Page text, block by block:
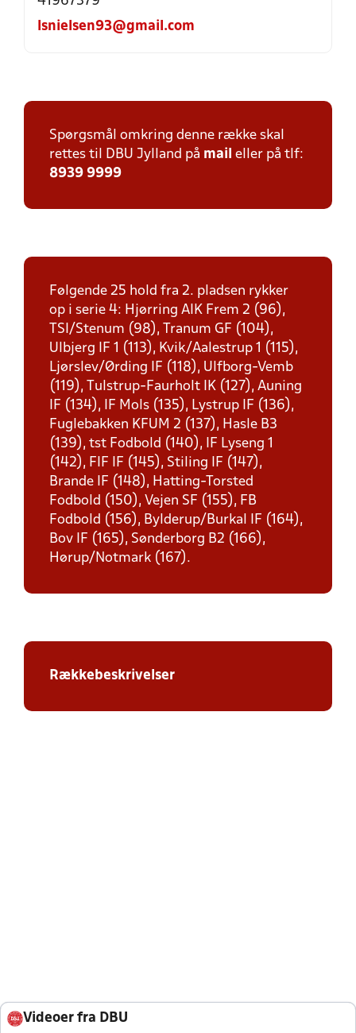
lsnielsen93@gmail.com
Spørgsmål omkring denne række skal
rettes til DBU Jylland på mail eller på tlf:
8939 9999
Følgende 25 hold fra 2. pladsen rykker
op i serie 4: Hjørring AIK Frem 2 (96),
TSI/Stenum (98), Tranum GF (104),
Ulbjerg IF 1 (113), Kvik/Aalestrup 1 (115),
Ljørslev/Ørding IF (118), Ulfborg-Vemb
(119), Tulstrup-Faurholt IK (127), Auning
IF (134), IF Mols (135), Lystrup IF (136),
Fuglebakken KFUM 2 (137), Hasle B3
(139), tst Fodbold (140), IF Lyseng 1
(142), FIF IF (145), Stiling IF (147),
Brande IF (148), Hatting-Torsted
Fodbold (150), Vejen SF (155), FB
Fodbold (156), Bylderup/Burkal IF (164),
Bov IF (165), Sønderborg B2 (166),
Hørup/Notmark (167).
Rækkebeskrivelser
Videoer fra DBU